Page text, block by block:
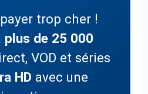
trop cher !
plus de 25 000
VOD et séries
HD avec une